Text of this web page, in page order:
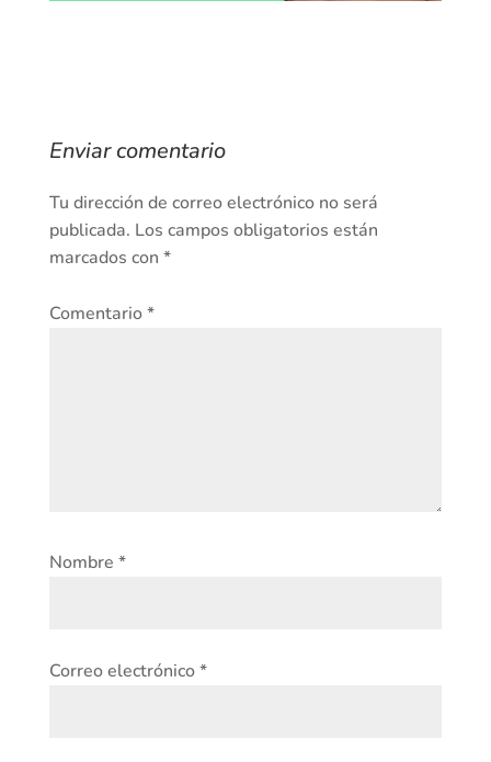
Enviar comentario
Tu dirección de correo electrónico no será
publicada. Los campos obligatorios están
marcados con *
Comentario*
Nombre *
Correo electrónico*